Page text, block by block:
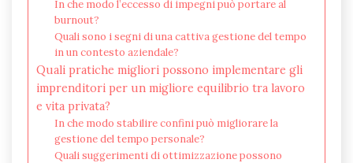
In che modo l’eccesso di impegni può portare al
burnout?
Quali sono i segni di una cattiva gestione del tempo
in un contesto aziendale?
Quali pratiche migliori possono implementare gli
imprenditori per un migliore equilibrio tra lavoro
e vita privata?
In che modo stabilire confini può migliorare la
gestione del tempo personale?
Quali suggerimenti di ottimizzazione possono